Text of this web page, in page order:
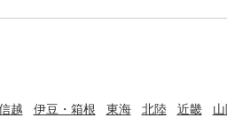
越 伊豆・箱根 東海 北陸 近畿